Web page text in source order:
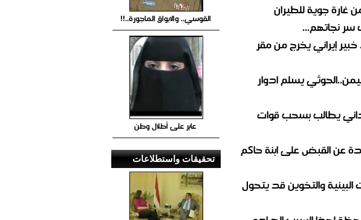
غارة جوية للطيران
نجاتهم...
إيراني يخرج من مقر
يسلم ادوار
يطالب بسحب قوات
القبض على ابنة حاكم
البينية والتخوين قد يتحول
القوسي.. والابواق الماجورة..!!
عابر على أطلال وطن
تحقيقات واستطلاعات